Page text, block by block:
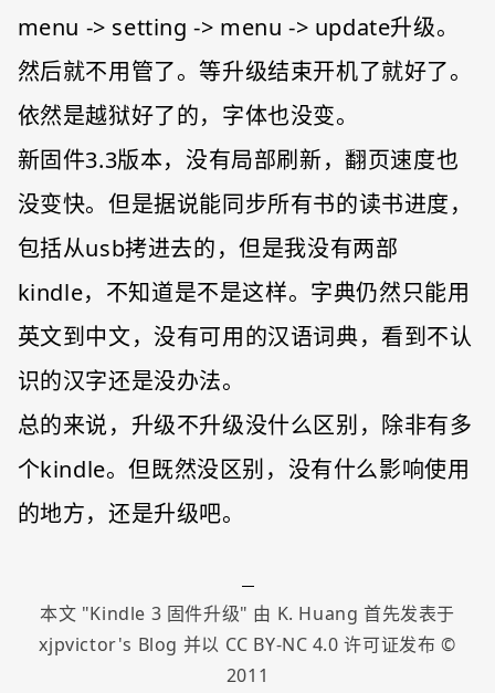
menu -> setting -> menu -> update升级。
然后就不用管了。等升级结束开机了就好了。
依然是越狱好了的，字体也没变。
新固件3.3版本，没有局部刷新，翻页速度也
没变快。但是据说能同步所有书的读书进度，
包括从usb拷进去的，但是我没有两部
kindle，不知道是不是这样。字典仍然只能用
英文到中文，没有可用的汉语词典，看到不认
识的汉字还是没办法。
总的来说，升级不升级没什么区别，除非有多
个kindle。但既然没区别，没有什么影响使用
的地方，还是升级吧。
本文 "Kindle 3 固件升级" 由 K. Huang 首先发表于
xjpvictor's Blog 并以 CC BY-NC 4.0 许可证发布 ©
2011